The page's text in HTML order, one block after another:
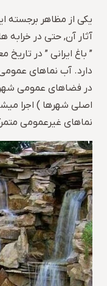
یکی از مظاهر برجسته
آثار آن, حتی در
” باغ ایرانی ” در
دارد. آب نماهای
در فضاهای عمومی
اصلی شهرها ) اجرا
نماهای غیرعمومی